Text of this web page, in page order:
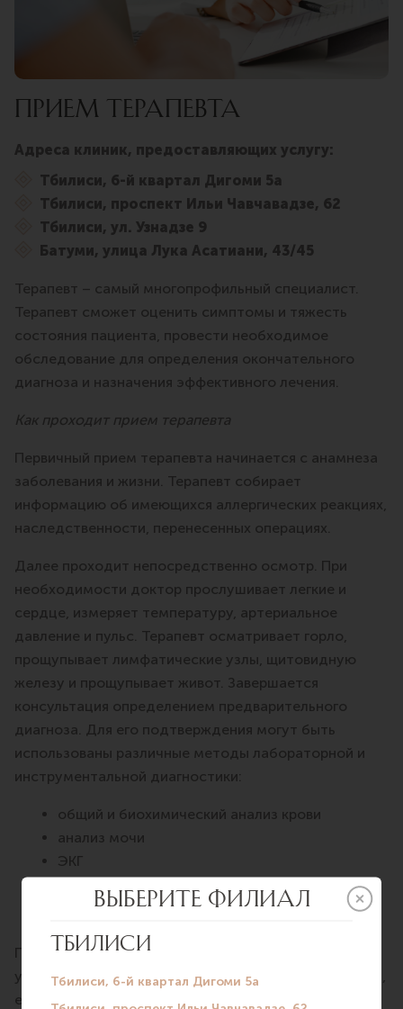
ПРИЕМ ТЕРАПЕВТА
Адреса клиник, предоставляющих услугу:
Тбилиси, 6-й квартал Дигоми 5а
Тбилиси, проспект Ильи Чавчавадзе, 62
Тбилиси, ул. Узнадзе 9
Батуми, улица Лука Асатиани, 43/45
Терапевт – самый многопрофильный специалист.
Терапевт сможет оценить симптомы и тяжесть
состояния пациента, провести необходимое
обследование для определения окончательного
диагноза и назначения эффективного лечения.
Как проходит прием терапевта
Первичный прием терапевта начинается с анамнеза
заболевания и жизни. Терапевт собирает
информацию об имеющихся аллергических реакциях,
наследственности, перенесенных операциях.
Далее проходит непосредственно осмотр. При
необходимости доктор прослушивает легкие и
сердце, измеряет температуру, артериальное
давление и пульс. Терапевт осматривает горло,
прощупывает лимфатические узлы, щитовидную
железу и прощупывает живот. Завершается
консультация определением предварительного
диагноза. Для его подтверждения могут быть
использованы различные методы лабораторной и
инструментальной диагностики:
общий и биохимический анализ крови
анализ мочи
ЭКГ
УЗИ и др.
При определении объема обследований терапевт
учитывает имеющиеся жалобы, состояние пациента,
его возраст и другие факторы. При необходимости